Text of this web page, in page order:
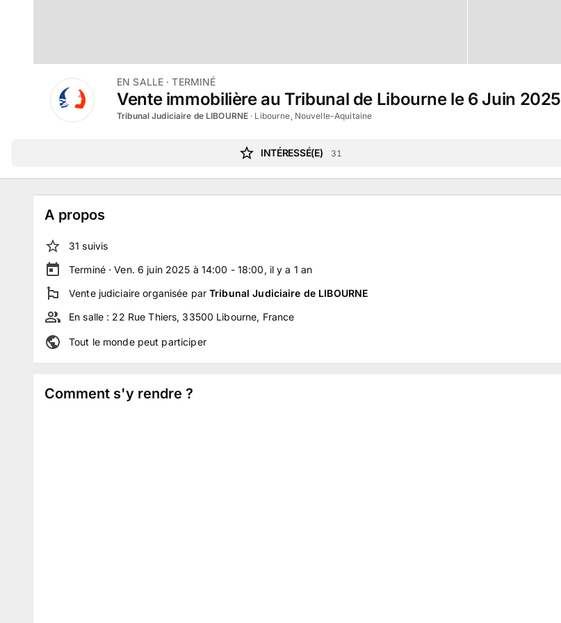
EN SALLE · TERMINÉ
Vente immobilière au Tribunal de Libourne le 6 Juin 2025
Tribunal Judiciaire de LIBOURNE · Libourne, Nouvelle-Aquitaine
INTÉRESSÉ(E) 31
A propos
31 suivis
Terminé ·Ven. 6 juin 2025 à 14:00 - 18:00, il y a 1 an
Vente judiciaire organisée parTribunal Judiciaire de LIBOURNE
En salle : 22 Rue Thiers, 33500 Libourne, France
Tout le monde peut participer
Comment s'y rendre ?